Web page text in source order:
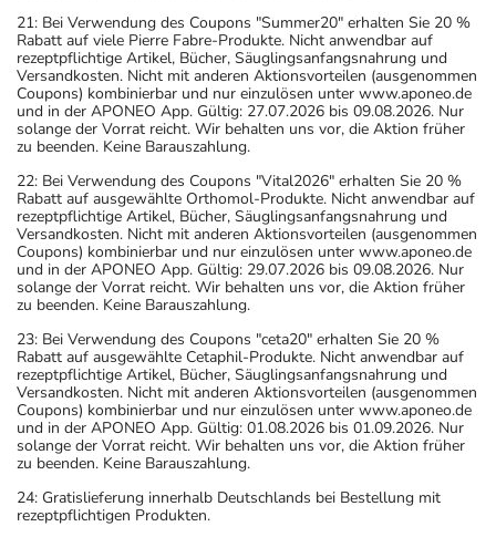
21: Bei Verwendung des Coupons "Summer20" erhalten Sie 20 %
Rabatt auf viele Pierre Fabre-Produkte. Nicht anwendbar auf
rezeptpflichtige Artikel, Bücher, Säuglingsanfangsnahrung und
Versandkosten. Nicht mit anderen Aktionsvorteilen (ausgenommen
Coupons) kombinierbar und nur einzulösen unter www.aponeo.de
und in der APONEO App. Gültig: 27.07.2026 bis 09.08.2026. Nur
solange der Vorrat reicht. Wir behalten uns vor, die Aktion früher
zu beenden. Keine Barauszahlung.
22: Bei Verwendung des Coupons "Vital2026" erhalten Sie 20 %
Rabatt auf ausgewählte Orthomol-Produkte. Nicht anwendbar auf
rezeptpflichtige Artikel, Bücher, Säuglingsanfangsnahrung und
Versandkosten. Nicht mit anderen Aktionsvorteilen (ausgenommen
Coupons) kombinierbar und nur einzulösen unter www.aponeo.de
und in der APONEO App. Gültig: 29.07.2026 bis 09.08.2026. Nur
solange der Vorrat reicht. Wir behalten uns vor, die Aktion früher
zu beenden. Keine Barauszahlung.
23: Bei Verwendung des Coupons "ceta20" erhalten Sie 20 %
Rabatt auf ausgewählte Cetaphil-Produkte. Nicht anwendbar auf
rezeptpflichtige Artikel, Bücher, Säuglingsanfangsnahrung und
Versandkosten. Nicht mit anderen Aktionsvorteilen (ausgenommen
Coupons) kombinierbar und nur einzulösen unter www.aponeo.de
und in der APONEO App. Gültig: 01.08.2026 bis 01.09.2026. Nur
solange der Vorrat reicht. Wir behalten uns vor, die Aktion früher
zu beenden. Keine Barauszahlung.
24: Gratislieferung innerhalb Deutschlands bei Bestellung mit
rezeptpflichtigen Produkten.